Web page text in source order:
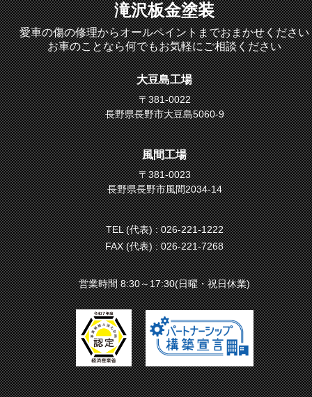
滝沢板金塗装
愛車の傷の修理からオールペイントまでおまかせください
お車のことなら何でもお気軽にご相談ください
大豆島工場
〒381-0022
長野県長野市大豆島5060-9
風間工場
〒381-0023
長野県長野市風間2034-14
TEL (代表) :026-221-1222
FAX (代表) : 026-221-7268
営業時間 8:30～17:30(日曜・祝日休業)